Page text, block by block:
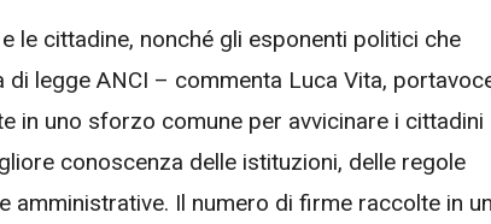
le cittadine, nonché gli esponenti politici che
legge ANCI – commenta Luca Vita,
in uno sforzo comune per avvicinare i cittadini
conoscenza delle istituzioni, delle regole
Il numero di firme raccolte in un